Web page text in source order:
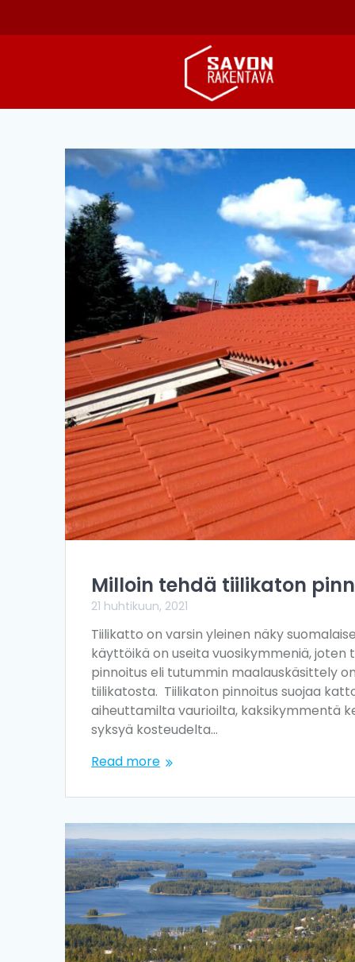
Milloin tehdä tiilikaton
21 huhtikuun, 2021
Tiilikatto on varsin yleinen näky
käyttöikä on useita vuosikymmeniä,
pinnoitus eli tutummin maalauskäsittely
tiilikatosta. Tiilikaton pinnoitus suojaa
aiheuttamilta vaurioilta, kaksikymmentä
syksyä kosteudelta…
Read more